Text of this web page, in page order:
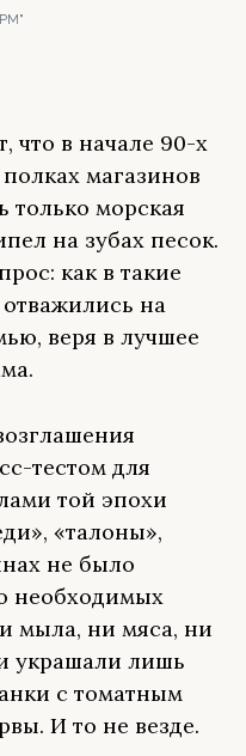
что в начале 90-х
магазинов
только морская
на зубах песок.
как в такие
на
веря в лучшее
тестом для
той эпохи
«талоны»,
не было
необходимых
мыла, ни мяса, ни
украшали лишь
с томатным
И то не везде.